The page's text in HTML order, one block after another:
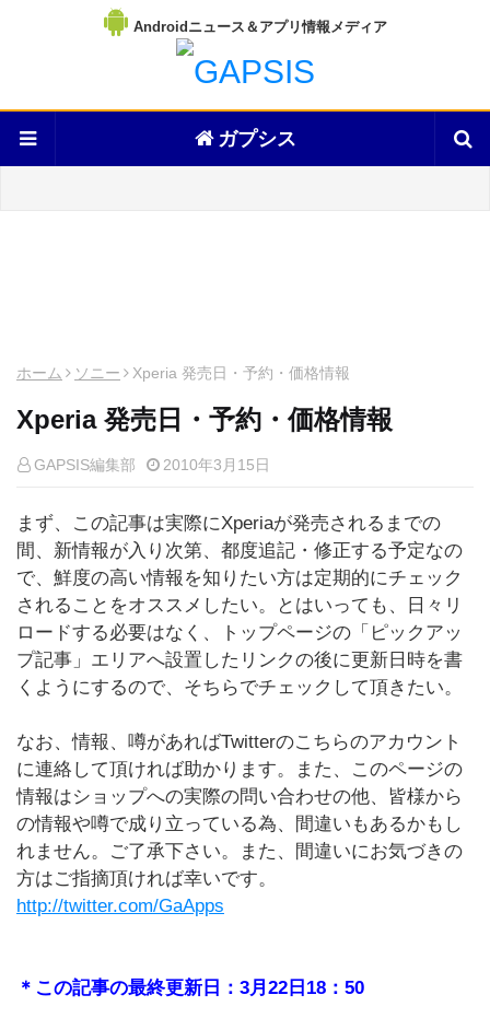
Androidニュース＆アプリ情報メディア
ガプシス
ホーム ソニー Xperia 発売日・予約・価格情報
Xperia 発売日・予約・価格情報
GAPSIS編集部 2010年3月15日
まず、この記事は実際にXperiaが発売されるまでの
間、新情報が入り次第、都度追記・修正する予定なの
で、鮮度の高い情報を知りたい方は定期的にチェック
されることをオススメしたい。とはいっても、日々リ
ロードする必要はなく、トップページの「ピックアッ
プ記事」エリアへ設置したリンクの後に更新日時を書
くようにするので、そちらでチェックして頂きたい。
なお、情報、噂があればTwitterのこちらのアカウント
に連絡して頂ければ助かります。また、このページの
情報はショップへの実際の問い合わせの他、皆様から
の情報や噂で成り立っている為、間違いもあるかもし
れません。ご了承下さい。また、間違いにお気づきの
方はご指摘頂ければ幸いです。
http://twitter.com/GaApps
＊この記事の最終更新日：3月22日18：50